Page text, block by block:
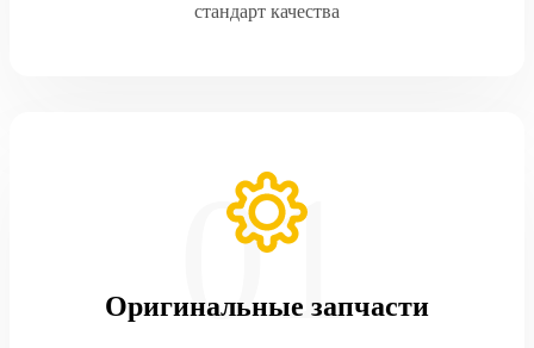
стандарт качества
Оригинальные запчасти